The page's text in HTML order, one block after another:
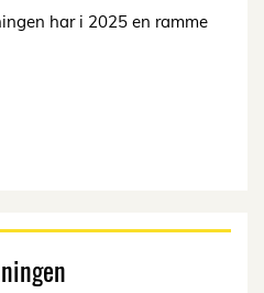
har i 2025 en ramme